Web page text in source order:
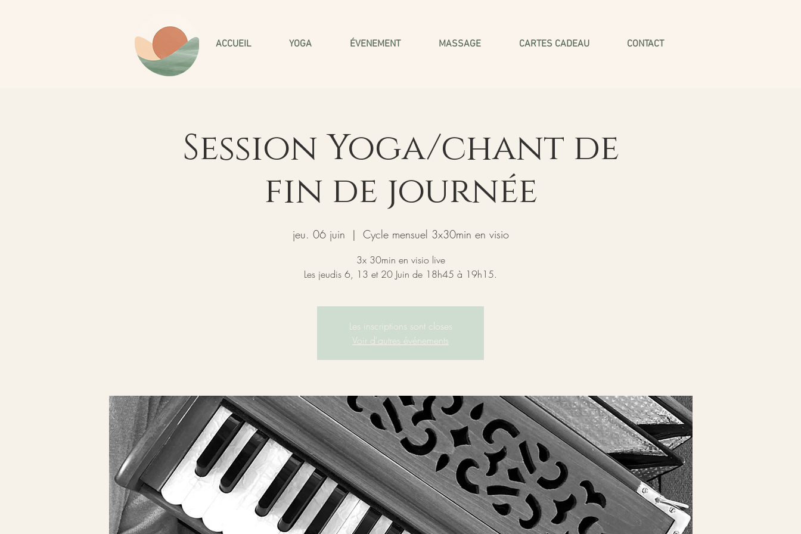
ACCUEIL YOGA ÉVENEMENT MASSAGE CARTES CADEAU CONTACT
Session Yoga/chant de
fin de journée
jeu. 06 juin
  |
Cycle mensuel 3x30min en visio
3x 30min en visio live
Les jeudis 6, 13 et 20 Juin de 18h45 à 19h15.
Les inscriptions sont closes
Voir d'autres événements